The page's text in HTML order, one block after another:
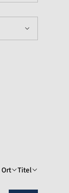
Ort Titel